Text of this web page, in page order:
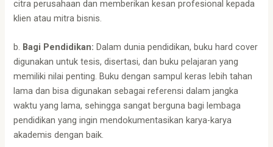
citra perusahaan dan memberikan kesan profesional kepada
klien atau mitra bisnis.
b. Bagi Pendidikan: Dalam dunia pendidikan, buku hard cover
digunakan untuk tesis, disertasi, dan buku pelajaran yang
memiliki nilai penting. Buku dengan sampul keras lebih tahan
lama dan bisa digunakan sebagai referensi dalam jangka
waktu yang lama, sehingga sangat berguna bagi lembaga
pendidikan yang ingin mendokumentasikan karya-karya
akademis dengan baik.